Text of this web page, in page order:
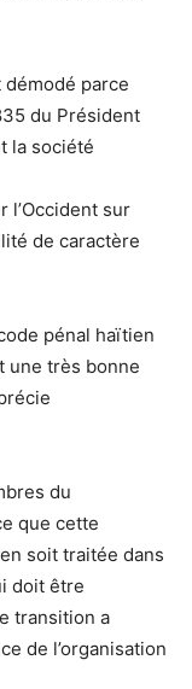
parce
du Président
la société
l’Occident sur
de caractère
pénal haïtien
une très bonne
du
que cette
soit traitée dans
doit être
transition a
de l’organisation